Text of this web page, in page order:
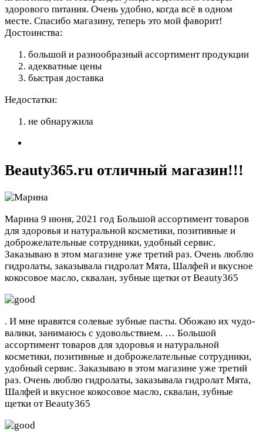
здорового питания. Очень удобно, когда всё в одном
месте. Спасибо магазину, теперь это мой фаворит!
Достоинства:
большой и разнообразный ассортимент продукции
адекватные цены
быстрая доставка
Недостатки:
не обнаружила
Beauty365.ru отличный магазин!!!
Марина 9 июня, 2021 год Большой ассортимент товаров
для здоровья и натуральной косметики, позитивные и
доброжелательные сотрудники, удобный сервис.
Заказываю в этом магазине уже третий раз. Очень люблю
гидролаты, заказывала гидролат Мята, Шалфей и вкусное
кокосовое масло, сквалан, зубные щетки от Beauty365
. И мне нравятся солевые зубные пасты. Обожаю их чудо-
валики, занимаюсь с удовольствием. … Большой
ассортимент товаров для здоровья и натуральной
косметики, позитивные и доброжелательные сотрудники,
удобный сервис. Заказываю в этом магазине уже третий
раз. Очень люблю гидролаты, заказывала гидролат Мята,
Шалфей и вкусное кокосовое масло, сквалан, зубные
щетки от Beauty365